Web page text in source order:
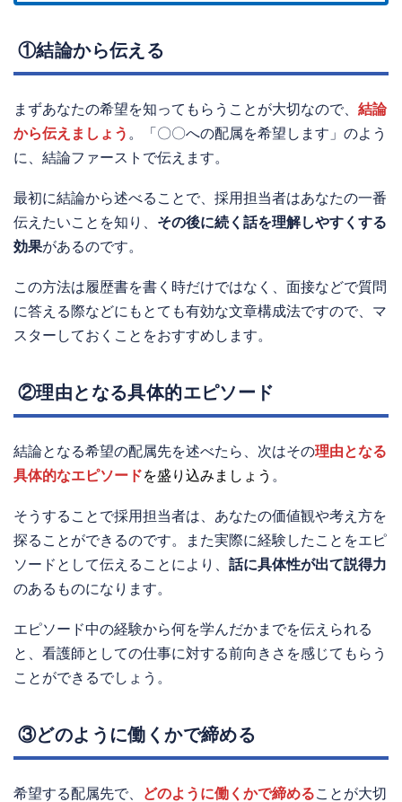
①結論から伝える
まずあなたの希望を知ってもらうことが大切なので、 結論
から伝えましょう 。「〇〇への配属を希望します」のよう
に、結論ファーストで伝えます。
最初に結論から述べることで、採用担当者はあなたの一番
伝えたいことを知り、 その後に続く話を理解しやすくする
効果があるのです。
この方法は履歴書を書く時だけではなく、面接などで質問
に答える際などにもとても有効な文章構成法ですので、マ
スターしておくことをおすすめします。
②理由となる具体的エピソード
結論となる希望の配属先を述べたら、次はその理由となる
具体的なエピソードを盛り込みましょう 。
そうすることで採用担当者は、あなたの価値観や考え方を
探ることができるのです。また実際に経験したことをエピ
ソードとして伝えることにより、 話に具体性が出て説得力
のあるものになります。
エピソード中の経験から何を学んだかまでを伝えられる
と、看護師としての仕事に対する前向きさを感じてもらう
ことができるでしょう。
③どのように働くかで締める
希望する配属先で、 どのように働くかで締めることが大切